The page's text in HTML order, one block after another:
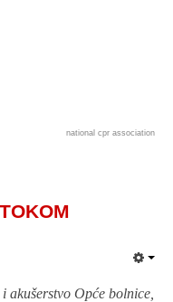
national cpr association
Opće bolnice,